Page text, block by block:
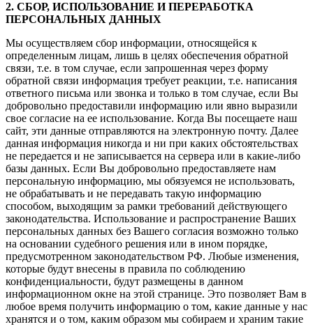
2. СБОР, ИСПОЛЬЗОВАНИЕ И ПЕРЕРАБОТКА
ПЕРСОНАЛЬНЫХ ДАННЫХ
Мы осуществляем сбор информации, относящейся к
определенным лицам, лишь в целях обеспечения обратной
связи, т.е. в том случае, если запрошенная через форму
обратной связи информация требует реакции, т.е. написания
ответного письма или звонка и только в том случае, если Вы
добровольно предоставили информацию или явно выразили
свое согласие на ее использование. Когда Вы посещаете наш
сайт, эти данные отправляются на электронную почту. Далее
данная информация никогда и ни при каких обстоятельствах
не передается и не записывается на сервера или в какие-либо
базы данных. Если Вы добровольно предоставляете нам
персональную информацию, мы обязуемся не использовать,
не обрабатывать и не передавать такую информацию
способом, выходящим за рамки требований действующего
законодательства. Использование и распространение Ваших
персональных данных без Вашего согласия возможно только
на основании судебного решения или в ином порядке,
предусмотренном законодательством РФ. Любые изменения,
которые будут внесены в правила по соблюдению
конфиденциальности, будут размещены в данном
информационном окне на этой странице. Это позволяет Вам в
любое время получить информацию о том, какие данные у нас
хранятся и о том, каким образом мы собираем и храним такие